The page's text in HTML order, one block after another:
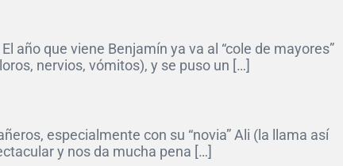
año que viene Benjamín ya va al “cole de mayores”
nervios, vómitos), y se puso un […]
especialmente con su “novia” Ali (la llama así
y nos da mucha pena […]